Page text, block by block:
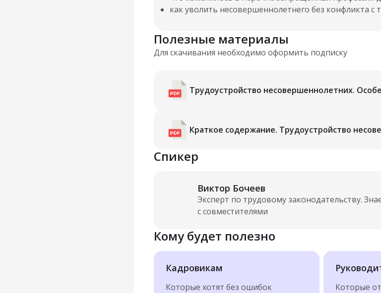
как уволить несовершеннолетнего без конфликта с
Полезные материалы
Для скачивания необходимо оформить подписку
Трудоустройство несовершеннолетних.
Краткое содержание. Трудоустройство
Спикер
Виктор Бочеев
Эксперт по трудовому законодательству.
с совместителями
Кому будет полезно
Кадровикам
Которые хотят без ошибок
Которые